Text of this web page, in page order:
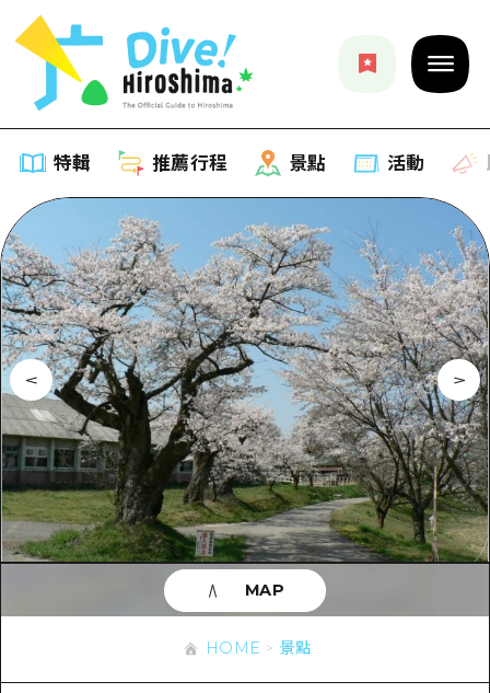
特輯 推薦行程 景點 活動
特輯
列表
推薦
藝術
活動·廟會
美食·酒水
騎自行車
購物
運動
夜晚生活
推薦行程
列表
Dive! Hiroshima 官方向導
廣島隨意旅行
廣島市內
安芸
答對了
景點
列表
廣島市內
安芸
答對了
美北
活動
即時訊息
有用的信息
列表
HOME 景點
MAP